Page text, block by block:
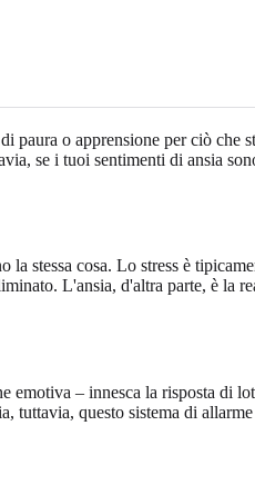
paura o apprensione per ciò
se i tuoi sentimenti di ansia
stessa cosa. Lo stress è
L'ansia, d'altra parte, è la
– innesca la risposta di
questo sistema di